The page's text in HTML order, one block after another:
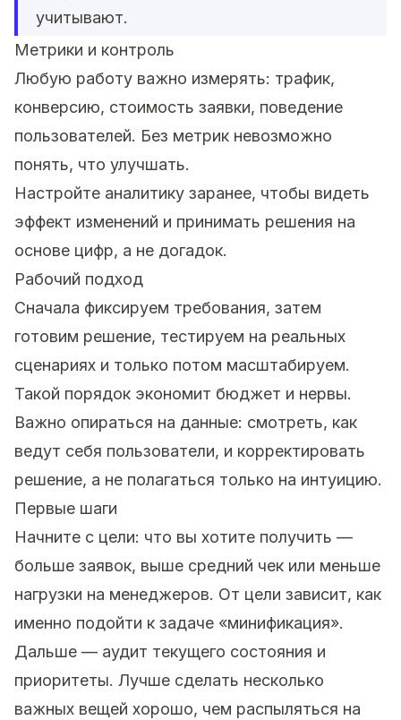
учитывают.
Метрики и контроль
Любую работу важно измерять: трафик,
конверсию, стоимость заявки, поведение
пользователей. Без метрик невозможно
понять, что улучшать.
Настройте аналитику заранее, чтобы видеть
эффект изменений и принимать решения на
основе цифр, а не догадок.
Рабочий подход
Сначала фиксируем требования, затем
готовим решение, тестируем на реальных
сценариях и только потом масштабируем.
Такой порядок экономит бюджет и нервы.
Важно опираться на данные: смотреть, как
ведут себя пользователи, и корректировать
решение, а не полагаться только на интуицию.
Первые шаги
Начните с цели: что вы хотите получить —
больше заявок, выше средний чек или меньше
нагрузки на менеджеров. От цели зависит, как
именно подойти к задаче «минификация».
Дальше — аудит текущего состояния и
приоритеты. Лучше сделать несколько
важных вещей хорошо, чем распыляться на